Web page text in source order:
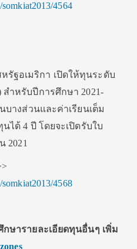
4564
หรัฐอเมริกา เปิดให้ทุนระดับ
ำหรับปีการศึกษา 2021-
บางส่วนและค่าเรียนเต็ม
ได้ 4 ปี โดยจะเปิดรับใบ
2021
4568
ษารายละเอียดทุนอื่นๆ เพิ่ม